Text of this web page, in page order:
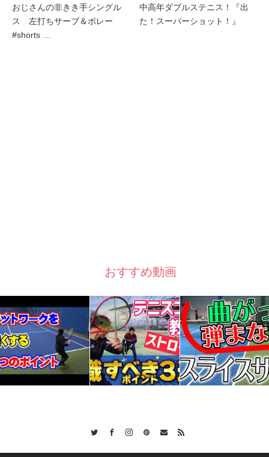
おじさんの非きき手シングル
ス 左打ちサーブ＆ボレー
#shorts …
中高年ダブルステニス！『出
た！スーパーショット！』
おすすめ動画